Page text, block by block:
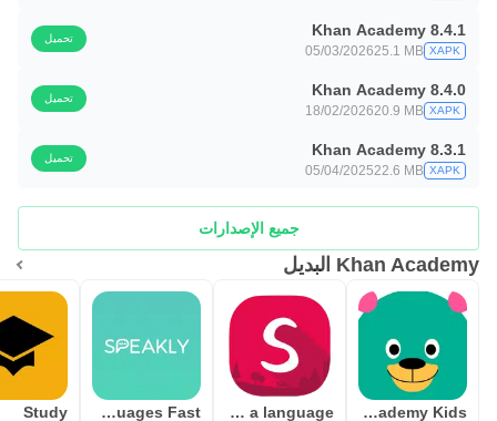
Khan Academy 8.4.1
XAPK
25.1 MB
05/03/2026
تحميل
Khan Academy 8.4.0
XAPK
20.9 MB
18/02/2026
تحميل
Khan Academy 8.3.1
XAPK
22.6 MB
05/04/2025
تحميل
جميع الإصدارات
Khan Academy البديل
Khan Academy Kids
Speekoo - Learn a language
Speakly: Learn Languages Fast
Study